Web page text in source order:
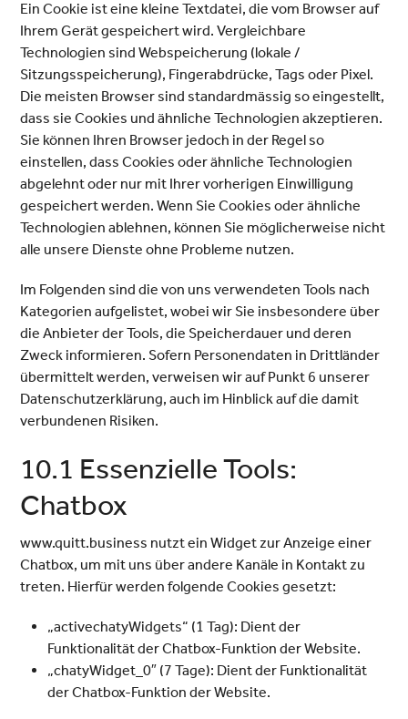
Ein Cookie ist eine kleine Textdatei, die vom Browser auf
Ihrem Gerät gespeichert wird. Vergleichbare
Technologien sind Webspeicherung (lokale /
Sitzungsspeicherung), Fingerabdrücke, Tags oder Pixel.
Die meisten Browser sind standardmässig so eingestellt,
dass sie Cookies und ähnliche Technologien akzeptieren.
Sie können Ihren Browser jedoch in der Regel so
einstellen, dass Cookies oder ähnliche Technologien
abgelehnt oder nur mit Ihrer vorherigen Einwilligung
gespeichert werden. Wenn Sie Cookies oder ähnliche
Technologien ablehnen, können Sie möglicherweise nicht
alle unsere Dienste ohne Probleme nutzen.
Im Folgenden sind die von uns verwendeten Tools nach
Kategorien aufgelistet, wobei wir Sie insbesondere über
die Anbieter der Tools, die Speicherdauer und deren
Zweck informieren. Sofern Personendaten in Drittländer
übermittelt werden, verweisen wir auf Punkt 6 unserer
Datenschutzerklärung, auch im Hinblick auf die damit
verbundenen Risiken.
10.1 Essenzielle Tools:
Chatbox
www.quitt.business nutzt ein Widget zur Anzeige einer
Chatbox, um mit uns über andere Kanäle in Kontakt zu
treten. Hierfür werden folgende Cookies gesetzt:
„activechatyWidgets“ (1 Tag): Dient der
Funktionalität der Chatbox-Funktion der Website.
„chatyWidget_0″ (7 Tage): Dient der Funktionalität
der Chatbox-Funktion der Website.